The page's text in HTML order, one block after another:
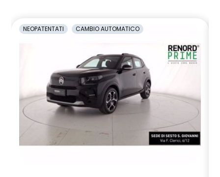
NEOPATENTATI CAMBIO AUTOMATICO